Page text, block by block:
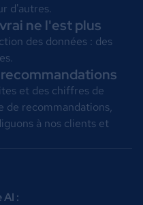
d'autres.
ne l'est plus
des données : des
et des chiffres de
de recommandations,
à nos clients et
: